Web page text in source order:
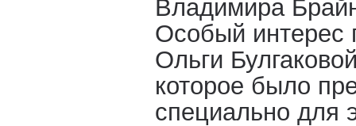
Владимира
Особый интерес
Ольги
которое было
специально для